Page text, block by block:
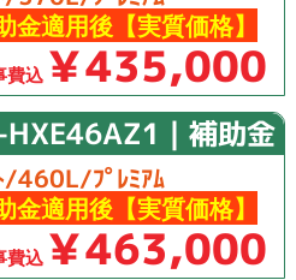
金適用後【実質価格】
費込 ￥435,000
HXE46AZ1｜補助金
/460L/ﾌﾟﾚﾐｱﾑ
金適用後【実質価格】
費込 ￥463,000